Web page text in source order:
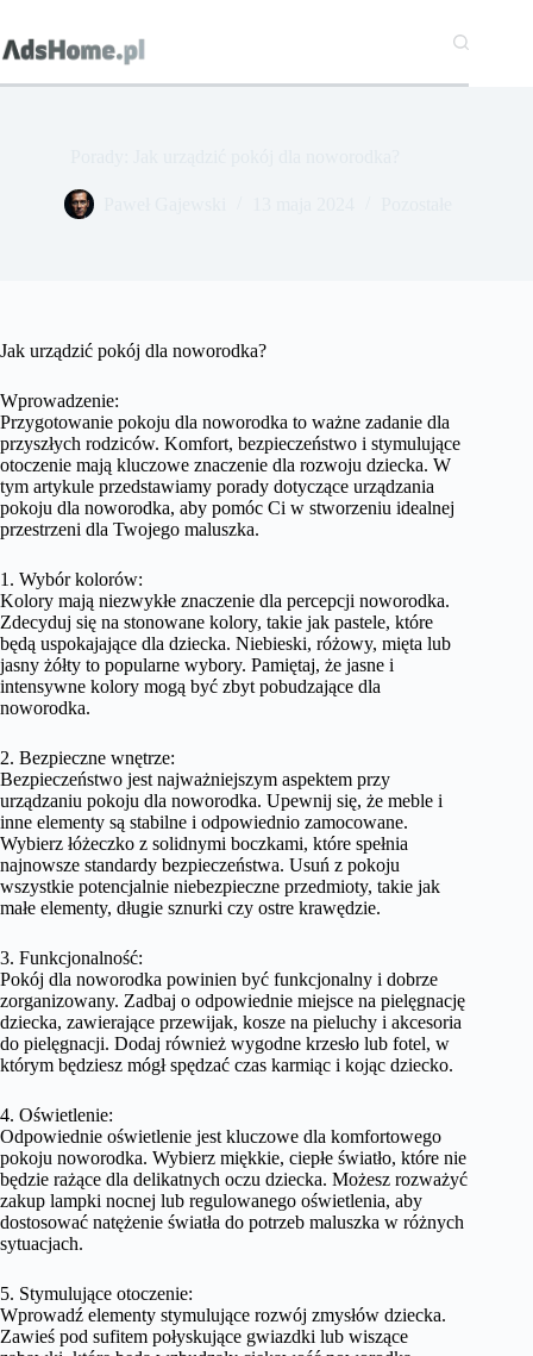
treści
Jak urządzić pokój dla noworodka?
Wprowadzenie:
Przygotowanie pokoju dla noworodka to ważne zadanie dla
przyszłych rodziców. Komfort, bezpieczeństwo i stymulujące
otoczenie mają kluczowe znaczenie dla rozwoju dziecka. W
tym artykule przedstawiamy porady dotyczące urządzania
pokoju dla noworodka, aby pomóc Ci w stworzeniu idealnej
przestrzeni dla Twojego maluszka.
1. Wybór kolorów:
Kolory mają niezwykłe znaczenie dla percepcji noworodka.
Zdecyduj się na stonowane kolory, takie jak pastele, które
będą uspokajające dla dziecka. Niebieski, różowy, mięta lub
jasny żółty to popularne wybory. Pamiętaj, że jasne i
intensywne kolory mogą być zbyt pobudzające dla
noworodka.
2. Bezpieczne wnętrze:
Bezpieczeństwo jest najważniejszym aspektem przy
urządzaniu pokoju dla noworodka. Upewnij się, że meble i
inne elementy są stabilne i odpowiednio zamocowane.
Wybierz łóżeczko z solidnymi boczkami, które spełnia
najnowsze standardy bezpieczeństwa. Usuń z pokoju
wszystkie potencjalnie niebezpieczne przedmioty, takie jak
małe elementy, długie sznurki czy ostre krawędzie.
3. Funkcjonalność:
Pokój dla noworodka powinien być funkcjonalny i dobrze
zorganizowany. Zadbaj o odpowiednie miejsce na pielęgnację
dziecka, zawierające przewijak, kosze na pieluchy i akcesoria
do pielęgnacji. Dodaj również wygodne krzesło lub fotel, w
którym będziesz mógł spędzać czas karmiąc i kojąc dziecko.
4. Oświetlenie:
Odpowiednie oświetlenie jest kluczowe dla komfortowego
pokoju noworodka. Wybierz miękkie, ciepłe światło, które nie
będzie rażące dla delikatnych oczu dziecka. Możesz rozważyć
zakup lampki nocnej lub regulowanego oświetlenia, aby
dostosować natężenie światła do potrzeb maluszka w różnych
sytuacjach.
5. Stymulujące otoczenie:
Wprowadź elementy stymulujące rozwój zmysłów dziecka.
Zawieś pod sufitem połyskujące gwiazdki lub wiszące